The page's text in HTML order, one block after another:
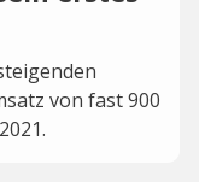
von fast 900